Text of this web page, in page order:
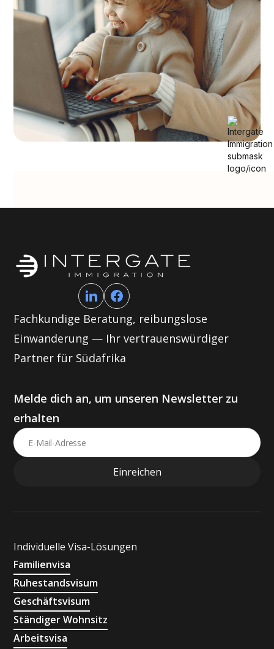
Fachkundige Beratung, reibungslose
Einwanderung — Ihr vertrauenswürdiger
Partner für Südafrika
Melde dich an, um unseren Newsletter zu
erhalten
Individuelle Visa-Lösungen
Familienvisa
Ruhestandsvisum
Geschäftsvisum
Ständiger Wohnsitz
Arbeitsvisa